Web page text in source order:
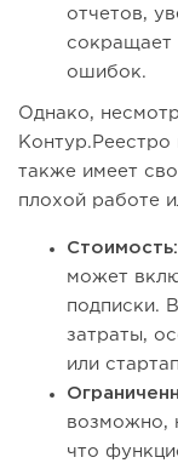
отчетов,
сокращает
ошибок.
Однако,
также имеет
плохой работе
Стоимость:
может
подписки.
затраты,
или
возможно,
что